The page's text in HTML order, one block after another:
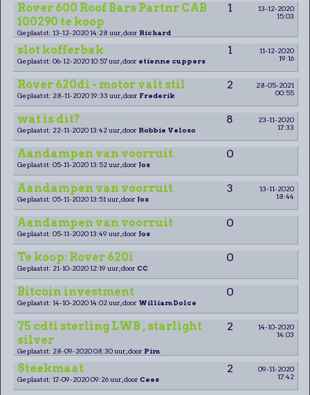
Rover 600 Roof Bars Partnr CAB
100290 te koop
1
13-12-2020
15:03
Geplaatst: 13-12-2020 14:28 uur, door Richard
slot kofferbak 1
11-12-2020
19:16
Geplaatst: 06-12-2020 10:57 uur, door etienne cuppers
Rover 620di - motor valt stil 2
28-05-2021
00:55
Geplaatst: 28-11-2020 19:33 uur, door Frederik
wat is dit? 8
23-11-2020
17:33
Geplaatst: 22-11-2020 13:42 uur, door Robbie Veloso
Aandampen van voorruit 0
Geplaatst: 05-11-2020 13:52 uur, door Jos
Aandampen van voorruit 3
13-11-2020
18:44
Geplaatst: 05-11-2020 13:51 uur, door Jos
Aandampen van voorruit 0
Geplaatst: 05-11-2020 13:49 uur, door Jos
Te koop: Rover 620i 0
Geplaatst: 21-10-2020 12:19 uur, door CC
Bitcoin investment 0
Geplaatst: 14-10-2020 14:02 uur, door William Dolce
75 cdti sterling LWB , starlight
silver
2
14-10-2020
14:03
Geplaatst: 28-09-2020 08:30 uur, door Pim
Steekmaat 2
09-11-2020
17:42
Geplaatst: 17-09-2020 09:26 uur, door Cees